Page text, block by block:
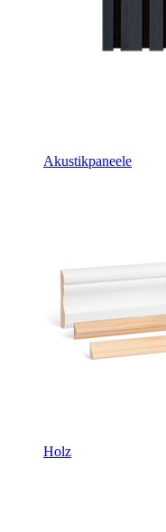
Akustikpaneele
Holz